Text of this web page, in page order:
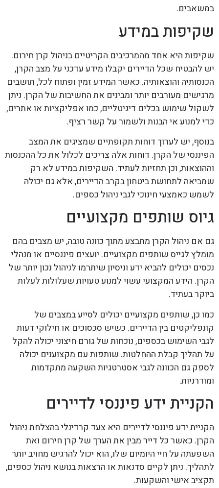
במשאבים.
שקיפות במידע
שקיפות היא אחד מהמרכיבים הקריטיים בניהול קרן חירום.
יש להבטיח שכל הדיירים יקבלו מידע עדכני על מצב הקרן,
הכנסותיה והוצאותיה. כאשר המידע זמין ופתוח לכל, תושבים
מרגישים מעורבים יותר ומבינים את החשיבות של הקרן. ניתן
לשקול שימוש בכלים דיגיטליים, כמו אפליקציות או אתרים,
כדי למנוע אי הבנות ולשמור על קשר רציף.
בנוסף, יש לערוך דוחות תקופתיים שמציגים את המצב
הפיננסי של הקרן. דוחות אלה צריכים לכלול את כל ההכנסות
וההוצאות, וכן תחזיות לעתיד. השקיפות במידע לא רק
שמביאה לתחושת ביטחון בקרב הדיירים, אלא גם יכולה
לשמש כאמצעי חינוכי לגבי ניהול כספים.
גיוס שותפים מקצועיים
גם אם ניהול הקרן מתבצע מתוך כוונה טובה, יש מצבים בהם
מומלץ לגייס שותפים מקצועיים. יועצים פיננסיים או מנהלי
נכסים יכולים להביא ידע וניסיון שיתרמו לניהול נכון יותר של
הקרן. הידע המקצועי עשוי למנוע טעויות שעלולות לעלות
ביוקר בעתיד.
כמו כן, שותפים מקצועיים יכולים לסייע במצבים של
קונפליקטים בין הדיירים. כשיש סכסוכים או חילוקי דעות
לגבי השימוש בכספים, נוכחות של גורם חיצוני יכולה להקל
על תהליך קבלת ההחלטות. שותפות עם מקצוענים יכולה
לספק גם הכוונה לגבי אסטרטגיות השקעה מתקדמות
ומודרניות.
הקניית ידע פיננסי לדיירים
הקניית ידע פיננסי לדיירים היא צעד קרדינלי בהצלחת ניהול
הקרן. כאשר כל דייר מבין את הערך של קרן חירום ואת
השפעתה על חיי היומיום שלו, הוא יכול להרגיש מחויב יותר
לתהליך. ניתן לקיים סדנאות או הרצאות בנושא ניהול כספים,
תקציב אישי והשקעות.